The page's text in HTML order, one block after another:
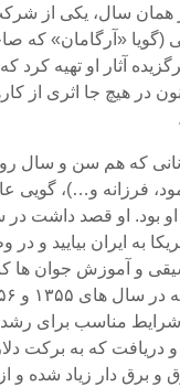
همان سال، یکی از
(گویا «آرگامان» که
آثار او تهیه کرد
در هیچ جا اثری از
که هم سن و سال
فرزانه و…)، گویی
به ایران بیایید و
و آموزش جوان ها
مناسب برای رشد
و دریافت که به برکت
برق دار زیاد شده و
میکلوش روژا
بر موسیقی
فیلم «متری
شیش و نیم»
نمی توانی
باشی،
بدنام ترین باش